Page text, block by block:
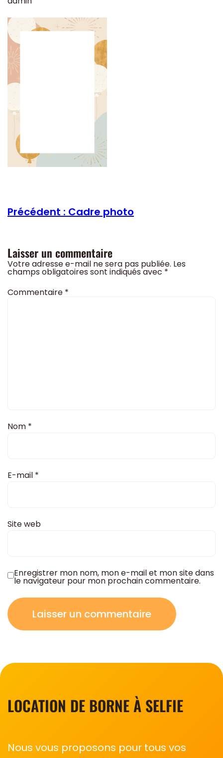
Précédent : Cadre photo
Laisser un commentaire
Votre adresse e-mail ne sera pas publiée. Les
champs obligatoires sont indiqués avec *
Commentaire *
Nom *
E-mail *
Site web
Enregistrer mon nom, mon e-mail et mon site dans
le navigateur pour mon prochain commentaire.
LOCATION DE BORNE À SELFIE
Nous vous proposons pour tous vos